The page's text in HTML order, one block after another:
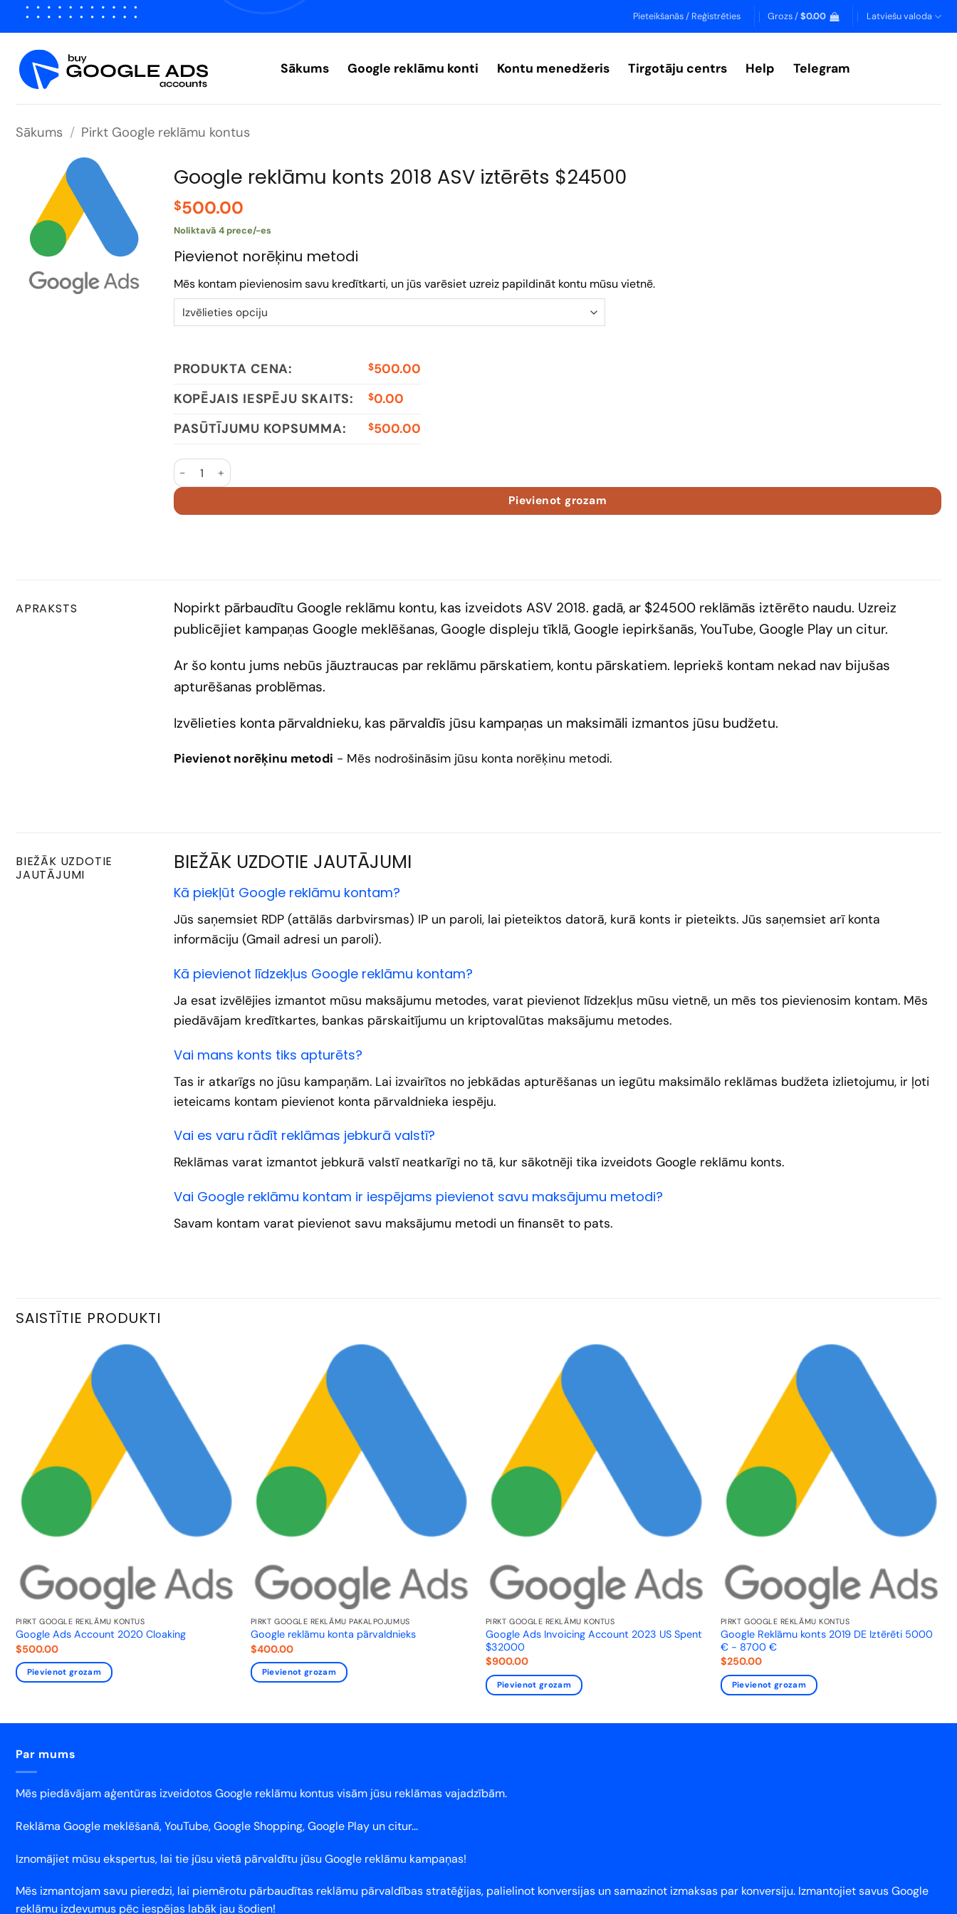
Pāriet
Pieteikšanās / Reģistrēties Grozs /$0.00 Latviešu valoda
Sākums Google reklāmu konti Kontu menedžeris Tirgotāju centrs Help Telegram
Sākums / Pirkt Google reklāmu kontus
Google reklāmu konts 2018 ASV iztērēts $24500
$500.00
Noliktavā 4 prece/-es
Pievienot norēķinu metodi
Mēs kontam pievienosim savu kredītkarti, un jūs varēsiet uzreiz papildināt kontu mūsu vietnē.
PRODUKTA CENA: $500.00
KOPĒJAIS IESPĒJU SKAITS:
$0.00
PASŪTĪJUMU KOPSUMMA:
$500.00
Google Ads Account 2018 US Spent $24500 daudzums
Pievienot grozam
APRAKSTS
Nopirkt pārbaudītu Google reklāmu kontu, kas izveidots ASV 2018. gadā, ar $24500 reklāmās iztērēto naudu. Uzreiz
publicējiet kampaņas Google meklēšanas, Google displeju tīklā, Google iepirkšanās, YouTube, Google Play un citur.
Ar šo kontu jums nebūs jāuztraucas par reklāmu pārskatiem, kontu pārskatiem. Iepriekš kontam nekad nav bijušas
apturēšanas problēmas.
Izvēlieties konta pārvaldnieku, kas pārvaldīs jūsu kampaņas un maksimāli izmantos jūsu budžetu.
Pievienot norēķinu metodi - Mēs nodrošināsim jūsu konta norēķinu metodi.
BIEŽĀK UZDOTIE
JAUTĀJUMI
BIEŽĀK UZDOTIE JAUTĀJUMI
Kā piekļūt Google reklāmu kontam?
Jūs saņemsiet RDP (attālās darbvirsmas) IP un paroli, lai pieteiktos datorā, kurā konts ir pieteikts. Jūs saņemsiet arī konta
informāciju (Gmail adresi un paroli).
Kā pievienot līdzekļus Google reklāmu kontam?
Ja esat izvēlējies izmantot mūsu maksājumu metodes, varat pievienot līdzekļus mūsu vietnē, un mēs tos pievienosim kontam. Mēs
piedāvājam kredītkartes, bankas pārskaitījumu un kriptovalūtas maksājumu metodes.
Vai mans konts tiks apturēts?
Tas ir atkarīgs no jūsu kampaņām. Lai izvairītos no jebkādas apturēšanas un iegūtu maksimālo reklāmas budžeta izlietojumu, ir ļoti
ieteicams kontam pievienot konta pārvaldnieka iespēju.
Vai es varu rādīt reklāmas jebkurā valstī?
Reklāmas varat izmantot jebkurā valstī neatkarīgi no tā, kur sākotnēji tika izveidots Google reklāmu konts.
Vai Google reklāmu kontam ir iespējams pievienot savu maksājumu metodi?
Savam kontam varat pievienot savu maksājumu metodi un finansēt to pats.
SAISTĪTIE PRODUKTI
PIRKT GOOGLE REKLĀMU KONTUS
Google Ads Account 2020 Cloaking
$500.00
Pievienot grozam
PIRKT GOOGLE REKLĀMU PAKALPOJUMUS
Google reklāmu konta pārvaldnieks
$400.00
Pievienot grozam
PIRKT GOOGLE REKLĀMU KONTUS
Google Ads Invoicing Account 2023 US Spent
$32000
$900.00
Pievienot grozam
PIRKT GOOGLE REKLĀMU KONTUS
Google Reklāmu konts 2019 DE Iztērēti 5000
€ - 8700 €
$250.00
Pievienot grozam
Par mums
Mēs piedāvājam aģentūras izveidotos Google reklāmu kontus visām jūsu reklāmas vajadzībām.
Reklāma Google meklēšanā, YouTube, Google Shopping, Google Play un citur...
Iznomājiet mūsu ekspertus, lai tie jūsu vietā pārvaldītu jūsu Google reklāmu kampaņas!
Mēs izmantojam savu pieredzi, lai piemērotu pārbaudītas reklāmu pārvaldības stratēģijas, palielinot konversijas un samazinot izmaksas par konversiju. Izmantojiet savus Google
reklāmu izdevumus pēc iespējas labāk jau šodien!